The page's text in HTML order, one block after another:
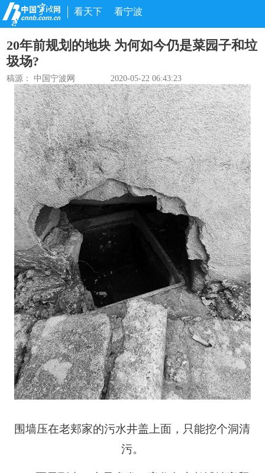
看天下 看宁波
20年前规划的地块 为何如今仍是菜园子和垃
圾场?
稿源：中国宁波网 2020-05-22 06:43:23
围墙压在老郏家的污水井盖上面，只能挖个洞清
污。